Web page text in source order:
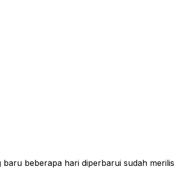
beberapa hari diperbarui sudah merilis